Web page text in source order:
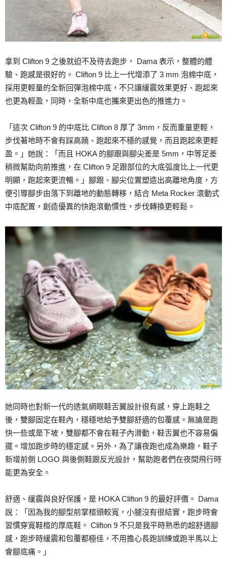
拿到 Clifton 9 之後就迫不及待去跑步， Dama 表示，整體的體
驗、跑感是很好的。 Clifton 9 比上一代增添了 3 mm 泡棉中底，
採用更輕量的全新回彈泡棉中底，不只讓緩震效果更好、跑起來
也更為輕盈，同時，全新中底也攜來更出色的推進力。
「這次 Clifton 9 的中底比 Clifton 8 厚了 3mm，反而重量更輕，
步伐著地時不會有踩高蹺、跑起來不穩的感覺，而且跑起來更輕
盈。」她說：「而且 HOKA 的腳跟與腳尖差是 5mm，中等足差
稍微幫助向前推進，在 Clifton 9 足跟部位的大底弧度比上一代更
明顯，跑起來更流暢。」腳跟、腳尖位置塑造出高離地角度，方
便引導腳步由落下到離地的動態轉移，結合 Meta Rocker 滾動式
中底配置，創造優異的快跑滾動慣性，步伐轉換更輕鬆。
她同時也對新一代的透氣網眼鞋舌翼設計很有感，穿上跑鞋之
後，雙腳固定在鞋內，穩穩地給予雙腳舒適的包覆感。無論是跑
快一些或是下坡，雙腳都不會在鞋子內滑動，鞋舌翼也不容易偏
擺。增加跑步時的穩定感。另外，為了讓夜跑也成為樂趣，鞋子
新增前側 LOGO 與後側鞋跟反光設計，幫助跑者們在夜間飛行時
能更為安全。
舒適、緩震與良好保護，是 HOKA Clifton 9 的最好評價。 Dama
說：「因為我的腳型前掌楦頭較寬，小腿沒有很結實，跑步時會
習慣穿寬鞋楦的厚底鞋。 Clifton 9 不只是我平時熟悉的超舒適腳
感，跑步時緩震和包覆都極佳，不用擔心長跑訓練或跑半馬以上
會腳底痛。」